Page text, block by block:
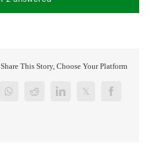
Share This Story, Choose Your Platform!